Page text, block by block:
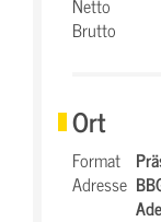
Brutto
Ort
Format
Adresse